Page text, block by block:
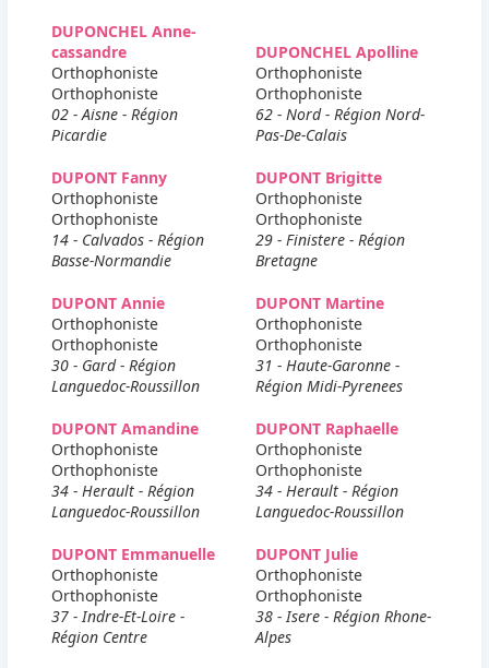
DUPONCHEL Anne-
cassandre
Orthophoniste
Orthophoniste
02 - Aisne - Région
Picardie
DUPONCHEL Apolline
Orthophoniste
Orthophoniste
62 - Nord - Région Nord-
Pas-De-Calais
DUPONT Fanny
Orthophoniste
Orthophoniste
14 - Calvados - Région
Basse-Normandie
DUPONT Brigitte
Orthophoniste
Orthophoniste
29 - Finistere - Région
Bretagne
DUPONT Annie
Orthophoniste
Orthophoniste
30 - Gard - Région
Languedoc-Roussillon
DUPONT Martine
Orthophoniste
Orthophoniste
31 - Haute-Garonne -
Région Midi-Pyrenees
DUPONT Amandine
Orthophoniste
Orthophoniste
34 - Herault - Région
Languedoc-Roussillon
DUPONT Raphaelle
Orthophoniste
Orthophoniste
34 - Herault - Région
Languedoc-Roussillon
DUPONT Emmanuelle
Orthophoniste
Orthophoniste
37 - Indre-Et-Loire -
Région Centre
DUPONT Julie
Orthophoniste
Orthophoniste
38 - Isere - Région Rhone-
Alpes